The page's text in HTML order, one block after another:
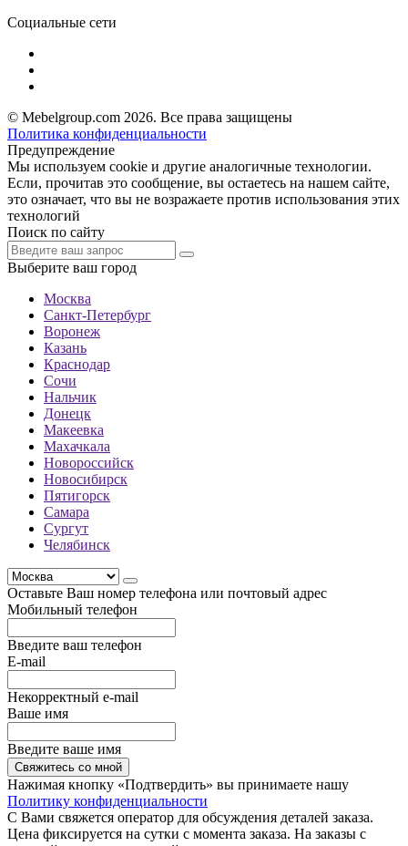
Социальные сети
© Mebelgroup.com 2026. Все права защищены
Политика конфиденциальности
Предупреждение
Мы используем cookie и другие аналогичные технологии.
Если, прочитав это сообщение, вы остаетесь на нашем сайте,
это означает, что вы не возражаете против использования этих
технологий
Поиск по сайту
Выберите ваш город
Москва
Санкт-Петербург
Воронеж
Казань
Краснодар
Сочи
Нальчик
Донецк
Макеевка
Махачкала
Новороссийск
Новосибирск
Пятигорск
Самара
Сургут
Челябинск
Оставьте Ваш номер телефона или почтовый адрес
Мобильный телефон
Введите ваш телефон
E-mail
Некорректный e-mail
Ваше имя
Введите ваше имя
Свяжитесь со мной
Нажимая кнопку «Подтвердить» вы принимаете нашу
Политику конфиденциальности
С Вами свяжется оператор для обсуждения деталей заказа.
Цена фиксируется на сутки с момента заказа. На заказы с